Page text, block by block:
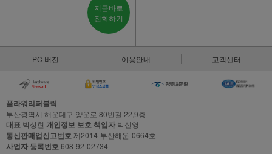
지금바로
전화하기
PC 버전 이용안내 고객센터
플라워리퍼블릭
부산광역시 해운대구 양운로 80번길 22,9층
대표 박상현 개인정보 보호 책임자 박신영
통신판매업신고번호제2014-부산해운-0664호
사업자 등록번호608-92-02734